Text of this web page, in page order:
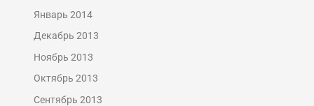
Январь 2014
Декабрь 2013
Ноябрь 2013
Октябрь 2013
Сентябрь 2013